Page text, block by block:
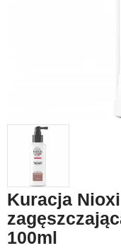
Kuracja
100ml